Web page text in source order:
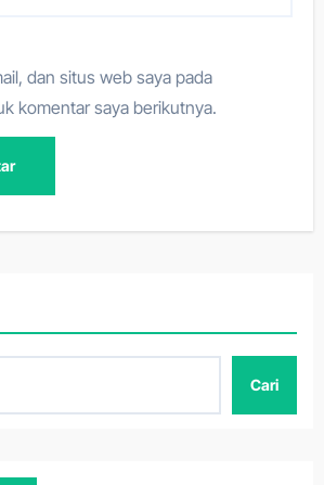
dan situs web saya pada
komentar saya berikutnya.
Cari